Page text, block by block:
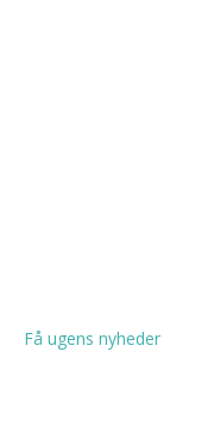
Få ugens nyheder